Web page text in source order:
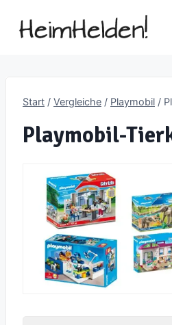
Inhalt
Start / Vergleiche / Playmobil /
Playmobil-